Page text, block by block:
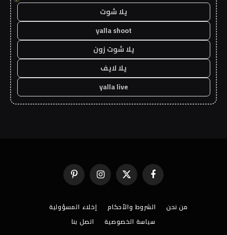
يلا شوت
yalla shoot
يلا شوت زون
يلا لايف
yalla live
فيسبوك X
(Twitter)
الانستغرامبينتيريست
من نحن الشروط والأحكام
إخلاء المسؤولية
سياسة الخصوصية
اتصل بنا